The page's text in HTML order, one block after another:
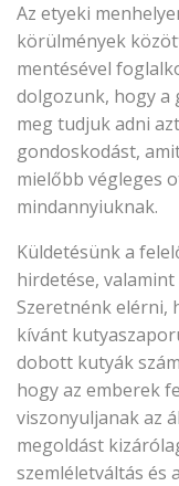
Az etyeki
körülmények
mentésével
dolgozunk, hogy a
meg tudjuk adni
gondoskodást,
mielőbb végleges
mindannyiuknak.
Küldetésünk a
hirdetése,
Szeretnénk elérni,
kívánt
dobott kutyák
hogy az emberek
viszonyuljanak az
megoldást
szemléletváltás és